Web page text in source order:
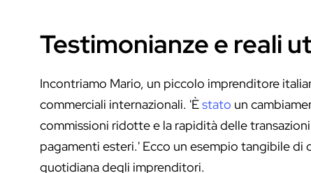
Testimonianze e reali
Incontriamo Mario, un piccolo imprenditore
commerciali internazionali. 'Èstato un
commissioni ridotte e la rapidità delle
pagamenti esteri.' Ecco un esempio tangibile
quotidiana degli imprenditori.